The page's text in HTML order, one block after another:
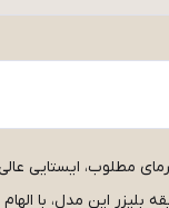
مطلوب، ایستایی
این مدل، با